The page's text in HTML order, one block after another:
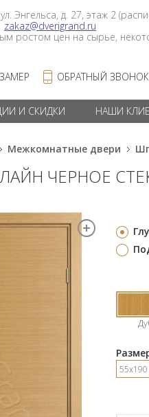
Энгельса, д. 27, этаж 2
zakaz@dverigrand.ru
ростом цен на сырье,
ОБРАТНЫЙ ЗВОНОК
И СКИДКИ НАШИ
Межкомнатные двери
ЧЕРНОЕ
55х190